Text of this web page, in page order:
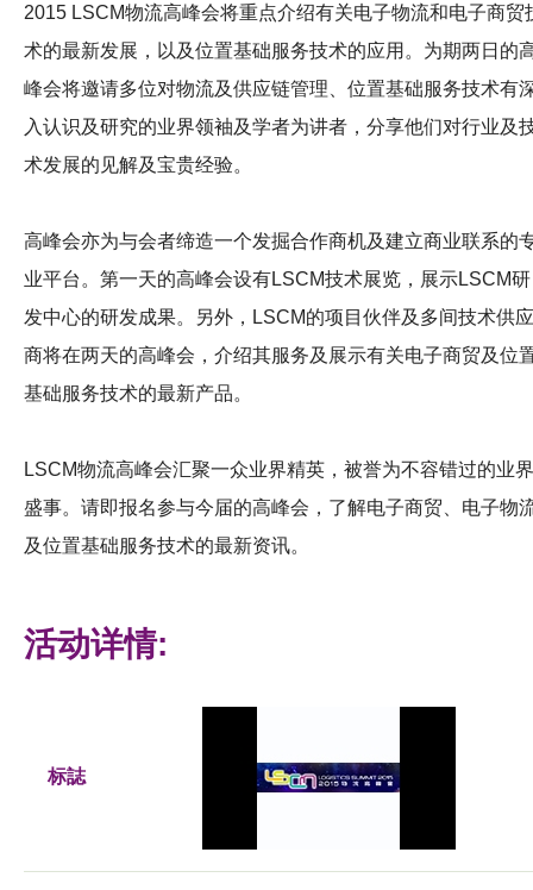
2015 LSCM物流高峰会将重点介绍有关电子物流和电子商贸
术的最新发展，以及位置基础服务技术的应用。 为期两日的
峰会将邀请多位对物流及供应链管理、位置基础服务技术有
入认识及研究的业界领袖及学者为讲者，分享他们对行业及
术发展的见解及宝贵经验。
高峰会亦为与会者缔造一个发掘合作商机及建立商业联系的
业平台。 第一天的高峰会设有LSCM技术展览，展示LSCM研
发中心的研发成果。
另外， LSCM的项目伙伴及多间技术供应
商将在两天的高峰会，介绍其服务及展示有关电子商贸及位
基础服务技术的最新产品。
LSCM物流高峰会汇聚一众业界精英，被誉为不容错过的业界
盛事。 请即报名参与今届的高峰会，了解电子商贸、电子物
及位置基础服务技术的最新资讯。
活动详情:
标誌